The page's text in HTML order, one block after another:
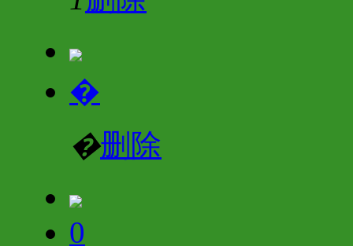
�
�删除
0